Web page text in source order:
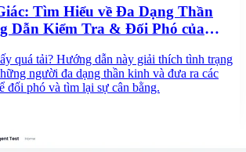
Tìm Hiểu về Đa Dạng Thần
Dẫn Kiểm Tra & Đối Phó của
quá tải? Hướng dẫn này giải thích tình trạng
người đa dạng thần kinh và đưa ra các
đối phó và tìm lại sự cân bằng.